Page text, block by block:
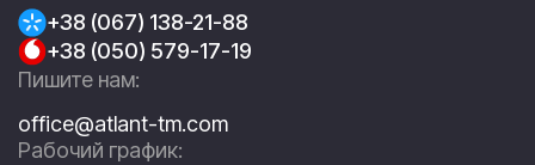
+38 (067) 138-21-88
+38 (050) 579-17-19
Пишите нам:
office@atlant-tm.com
Рабочий график: